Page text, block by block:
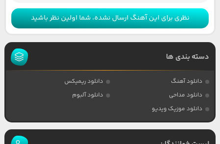
نظری برای این آهنگ ارسال نشده، شما اولین نظر باشید
دسته بندی ها
دانلود آهنگ
دانلود ریمیکس
دانلود مداحی
دانلود آلبوم
دانلود موزیک ویدیو